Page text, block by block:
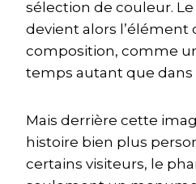
sélection de couleur.
devient alors l’élément
composition, comme
temps autant que dans
Mais derrière cette
histoire bien plus
certains visiteurs, le